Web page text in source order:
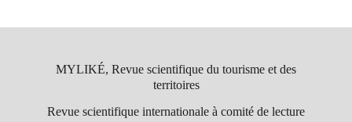
MYLIKÉ, Revue scientifique du tourisme et des
territoires
Revue scientifique internationale à comité de lecture